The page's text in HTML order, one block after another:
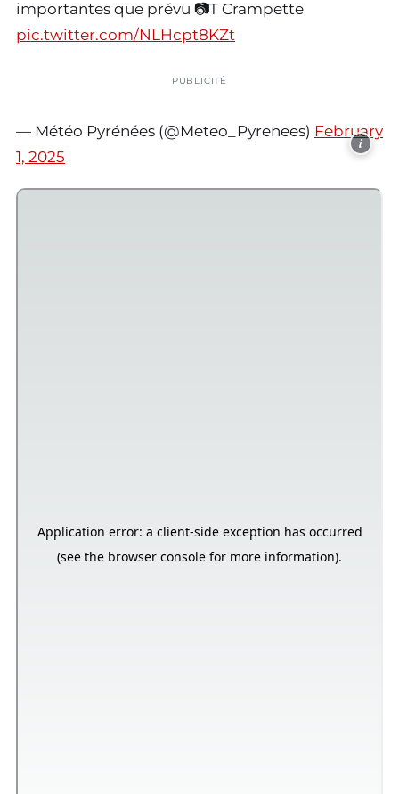
importantes que prévu 📷T Crampette
pic.twitter.com/NLHcpt8KZt
PUBLICITÉ
— Météo Pyrénées (@Meteo_Pyrenees) February
1, 2025
i